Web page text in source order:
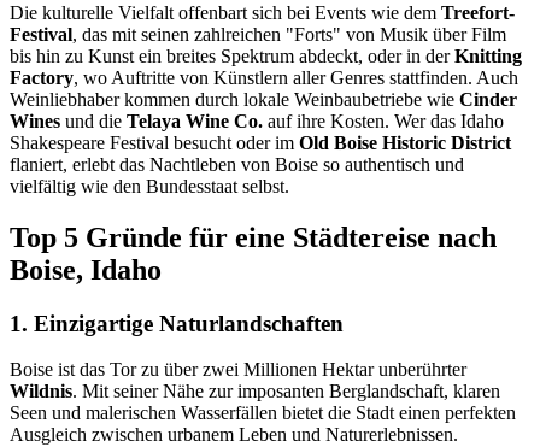
Die kulturelle Vielfalt offenbart sich bei Events wie dem Treefort-
Festival, das mit seinen zahlreichen "Forts" von Musik über Film
bis hin zu Kunst ein breites Spektrum abdeckt, oder in derKnitting
Factory, wo Auftritte von Künstlern aller Genres stattfinden. Auch
Weinliebhaber kommen durch lokale Weinbaubetriebe wie Cinder
Wines und die Telaya Wine Co. auf ihre Kosten. Wer das Idaho
Shakespeare Festival besucht oder im Old Boise Historic District
flaniert, erlebt das Nachtleben von Boise so authentisch und
vielfältig wie den Bundesstaat selbst.
Top 5 Gründe für eine Städtereise nach
Boise, Idaho
1. Einzigartige Naturlandschaften
Boise ist das Tor zu über zwei Millionen Hektar unberührter
Wildnis. Mit seiner Nähe zur imposanten Berglandschaft, klaren
Seen und malerischen Wasserfällen bietet die Stadt einen perfekten
Ausgleich zwischen urbanem Leben und Naturerlebnissen.